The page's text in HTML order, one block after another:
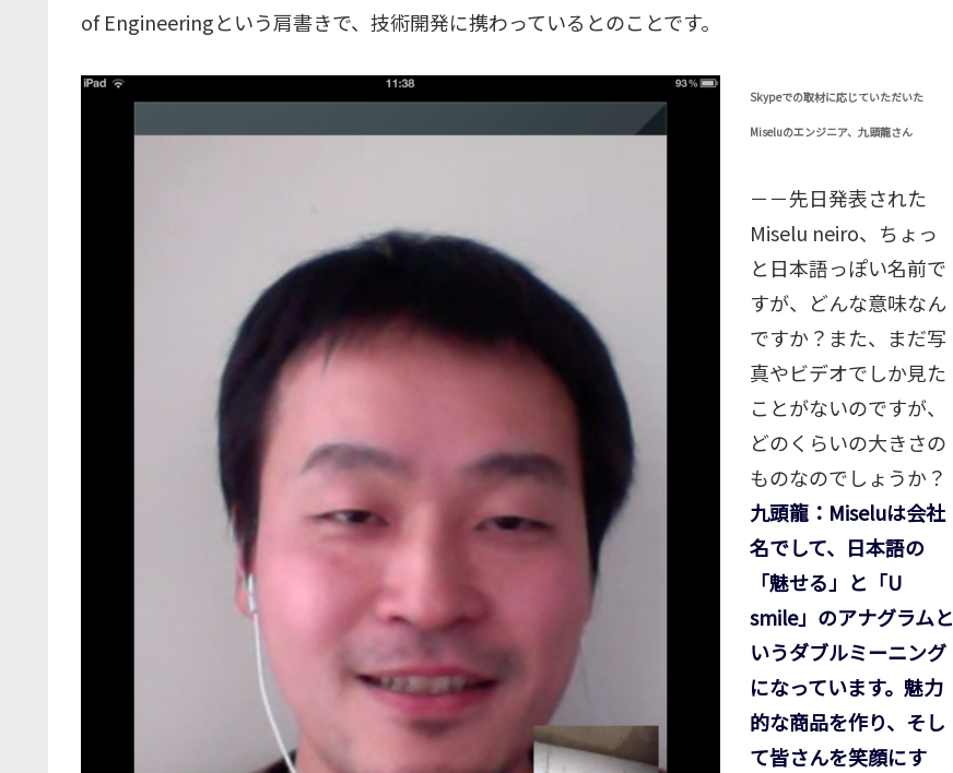
of Engineeringという肩書きで、技術開発に携わっているとのことです。
Skypeでの取材に応じていただいた
Miseluのエンジニア、九頭龍さん
－－先日発表された
Miselu neiro、ちょっ
と日本語っぽい名前で
すが、どんな意味なん
ですか？また、まだ写
真やビデオでしか見た
ことがないのですが、
どのくらいの大きさの
ものなのでしょうか？
九頭龍：Miseluは会社
名でして、日本語の
「魅せる」と「U
smile」のアナグラムと
いうダブルミーニング
になっています。魅力
的な商品を作り、そし
て皆さんを笑顔にす